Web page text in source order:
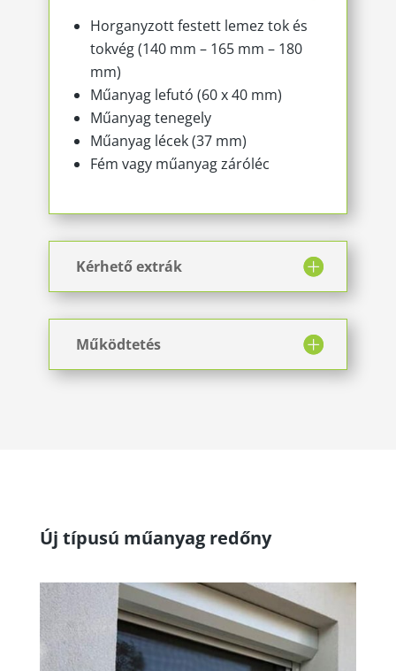
Horganyzott festett lemez tok és
tokvég (140 mm – 165 mm – 180
mm)
Műanyag lefutó (60 x 40 mm)
Műanyag tenegely
Műanyag lécek (37 mm)
Fém vagy műanyag záróléc
Kérhető extrák
Működtetés
Új típusú műanyag redőny